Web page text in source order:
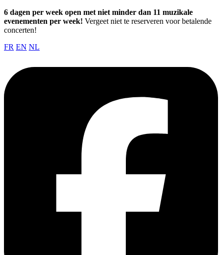
6 dagen per week open met niet minder dan 11 muzikale
evenementen per week! Vergeet niet te reserveren voor betalende
concerten!
FR EN NL